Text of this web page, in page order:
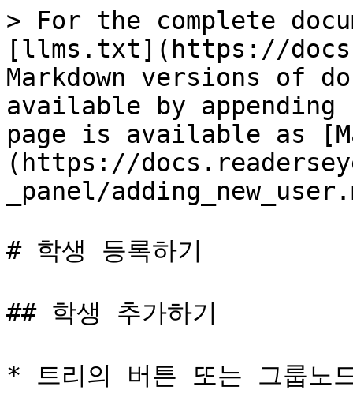
> For the complete
[llms.txt](https://
Markdown versions of
available by
page is available as
(https://
_panel/
# 학생 등록하기
## 학생 추가하기
* 트리의 버튼 또는 그룹노